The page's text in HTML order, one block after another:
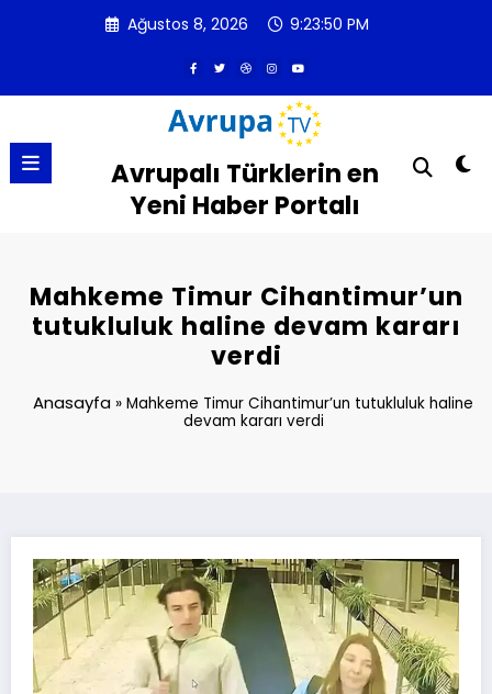
Ağustos 8, 2026 9:23:50 PM
Avrupalı Türklerin en
Yeni Haber Portalı
Mahkeme Timur Cihantimur’un
tutukluluk haline devam kararı
verdi
Anasayfa »Mahkeme Timur Cihantimur’un tutukluluk haline
devam kararı verdi